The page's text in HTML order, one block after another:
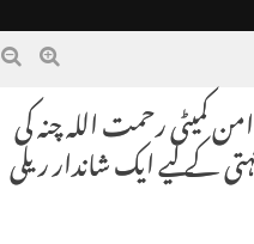
کمیٹی رحمت اللہ چنہ کی
کے لیے ایک شاندار ریلی